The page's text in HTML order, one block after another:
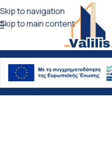
Skip to navigation
Skip to main content